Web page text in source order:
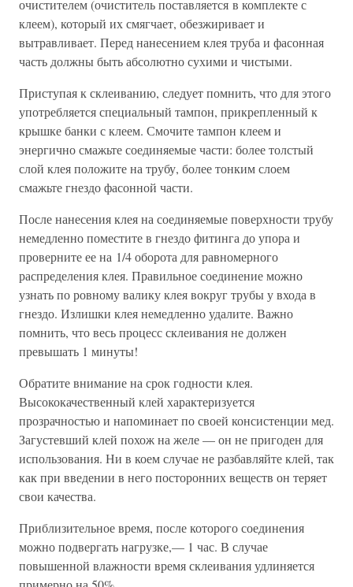
очистителем (очиститель поставляется в комплекте с
клеем), который их смягчает, обезжиривает и
вытравливает. Перед нанесением клея труба и фасонная
часть должны быть абсолютно сухими и чистыми.
Приступая к склеиванию, следует помнить, что для этого
употребляется специальный тампон, прикрепленный к
крышке банки с клеем. Смочите тампон клеем и
энергично смажьте соединяемые части: более толстый
слой клея положите на трубу, более тонким слоем
смажьте гнездо фасонной части.
После нанесения клея на соединяемые поверхности трубу
немедленно поместите в гнездо фитинга до упора и
проверните ее на 1/4 оборота для равномерного
распределения клея. Правильное соединение можно
узнать по ровному валику клея вокруг трубы у входа в
гнездо. Излишки клея немедленно удалите. Важно
помнить, что весь процесс склеивания не должен
превышать 1 минуты!
Обратите внимание на срок годности клея.
Высококачественный клей характеризуется
прозрачностью и напоминает по своей консистенции мед.
Загустевший клей похож на желе — он не пригоден для
использования. Ни в коем случае не разбавляйте клей, так
как при введении в него посторонних веществ он теряет
свои качества.
Приблизительное время, после которого соединения
можно подвергать нагрузке,— 1 час. В случае
повышенной влажности время склеивания удлиняется